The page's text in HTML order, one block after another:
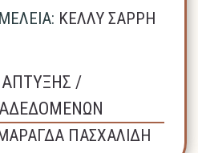
ΚΕΛΛΥ ΣΑΡΡΗ
/
ΠΑΣΧΑΛΙΔΗ